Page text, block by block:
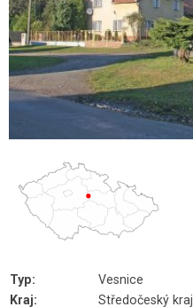
Typ:
Vesnice
Kraj:
Středočeský kraj